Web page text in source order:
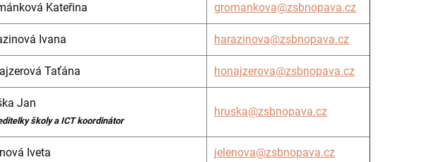
Kateřina gromankova@zsbnopava.cz
Ivana harazinova@zsbnopava.cz
Taťána honajzerova@zsbnopava.cz
Jan
školy a ICT koordinátor
hruska@zsbnopava.cz
Iveta jelenova@zsbnopava.cz